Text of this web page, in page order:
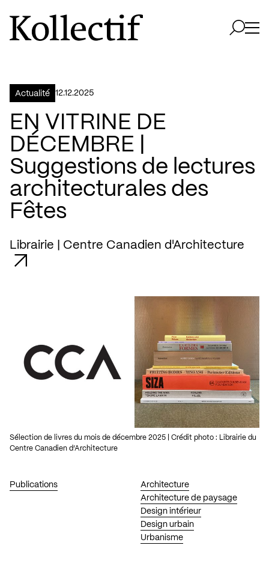
Aller à la page d'accueil
Logo Kollectif
Actualité 12.12.2025
EN VITRINE DE
DÉCEMBRE |
Suggestions de lectures
architecturales des
Fêtes
Librairie | Centre Canadien d'Architecture
Publications
Architecture
Architecture de paysage
Design intérieur
Design urbain
Urbanisme
Sélection de livres du mois de décembre 2025 | Crédit photo : Librairie du
Centre Canadien d’Architecture